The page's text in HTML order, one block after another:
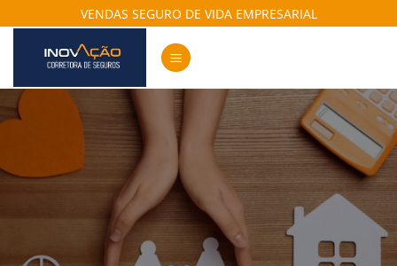
to
content
VENDAS SEGURO DE VIDA EMPRESARIAL